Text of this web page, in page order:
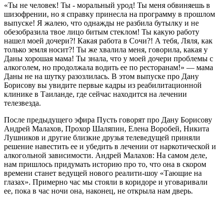
«Ты не человек! Ты - моральный урод! Ты меня обвиняешь в
шизофрении, но я справку принесла на программу в прошлом
выпуске! Я жалею, что однажды не разбила бутылку и не
обезобразила твое лицо битым стеклом! Ты какую работу
нашел моей дочери?! Какая работа в Сочи?! А тебя, Ляля, как
только земля носит?! Ты же хвалила меня, говорила, какая у
Даны хорошая мама! Ты знала, что у моей дочери проблемы с
алкоголем, но продолжала водить ее по ресторанам!» — мама
Даны не на шутку разозлилась. В этом выпуске про Дану
Борисову вы увидите первые кадры из реабилитационной
клинике в Таиланде, где сейчас находится на лечении
телезвезда.
После предыдущего эфира Пусть говорят про Дану Борисову
Андрей Малахов, Прохор Шаляпин, Елена Воробей, Никита
Лушников и другие близкие друзья телеведущей приняли
решение навестить ее и убедить в лечении от наркотической и
алкогольной зависимости. Андрей Малахов: На самом деле,
нам пришлось придумать историю про то, что она в скором
времени станет ведущей нового реалити-шоу «Тающие на
глазах». Примерно час мы стояли в коридоре и уговаривали
ее, пока в час ночи она, наконец, не открыла нам дверь.